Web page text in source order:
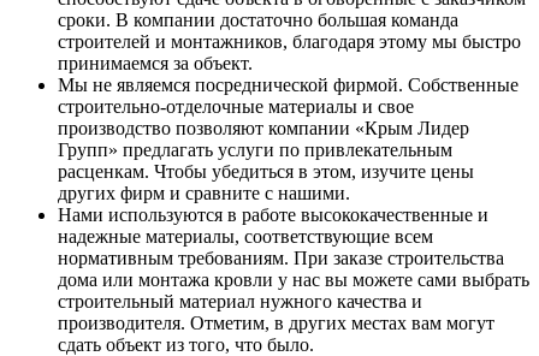
сроки. В компании достаточно большая команда
строителей и монтажников, благодаря этому мы быстро
принимаемся за объект.
Мы не являемся посреднической фирмой. Собственные
строительно-отделочные материалы и свое
производство позволяют компании «Крым Лидер
Групп» предлагать услуги по привлекательным
расценкам. Чтобы убедиться в этом, изучите цены
других фирм и сравните с нашими.
Нами используются в работе высококачественные и
надежные материалы, соответствующие всем
нормативным требованиям. При заказе строительства
дома или монтажа кровли у нас вы можете сами выбрать
строительный материал нужного качества и
производителя. Отметим, в других местах вам могут
сдать объект из того, что было.